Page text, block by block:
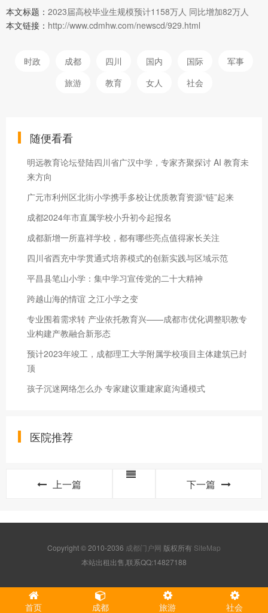
本文标题： 2023届高校毕业生规模预计1158万人 同比增加82万人
本文链接： http://www.cdmhw.com/newscd/929.html
时政 成都 四川 国内 国际
军事
旅游
教育 女人 社会
随便看看
明远教育论坛登陆四川省广汉中学，专家齐聚探讨 AI 教育未
来方向
广元市利州区北街小学携手多校让优质教育资源“链”起来
成都2024年市直属学校小升初今起报名
成都新增一所嘉祥学校，都有哪些亮点值得家长关注
四川省西充中学贯通式培养模式的创新实践与区域示范
平昌县笔山小学：集中学习宣传党的二十大精神
跨越山海的情谊 之江小学之变
专业围着需求转 产业依托教育兴——成都市优化调整职教专
业构建产教融合新形态
预计2023年竣工，成都理工大学附属学校项目主体建筑已封
顶
孩子沉迷网络怎么办 专家建议重建家庭沟通模式
医院推荐
上一篇 下一篇
Copyright © 2010-2036 成都门户网 版权所有 SiteMap
本站出租出售,联系QQ:14827188
首页 成都 旅游 社会